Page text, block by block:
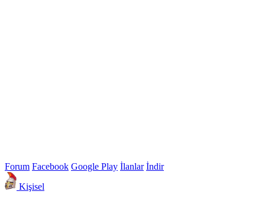
Forum Facebook Google Play İlanlar İndir
Kişisel